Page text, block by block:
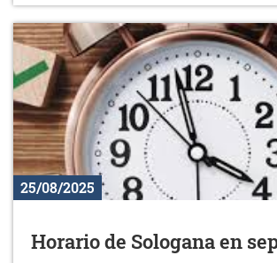
25/08/2025
Horario de Sologana en